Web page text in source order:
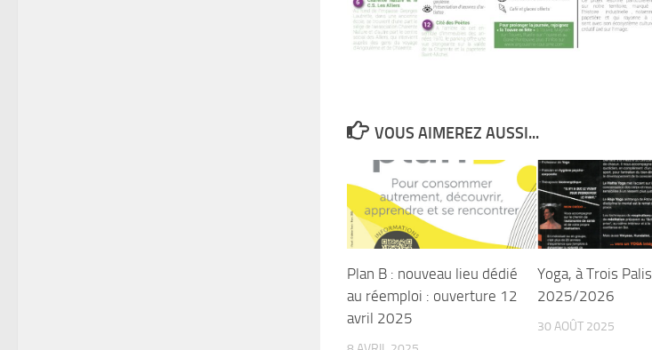
VOUS AIMEREZ AUSSI...
Plan B : nouveau lieu dédié
au réemploi : ouverture 12
avril 2025
Yoga, à Trois Palis
2025/2026
30 AOÛT 2025